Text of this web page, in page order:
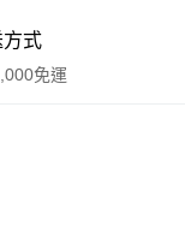
式
免運